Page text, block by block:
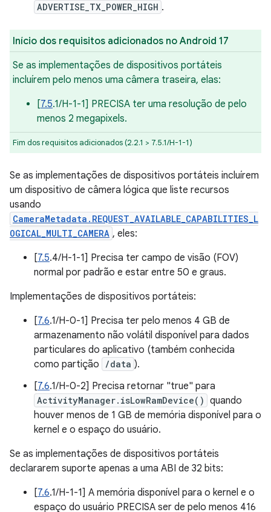
ADVERTISE_TX_POWER_HIGH .
Início dos requisitos adicionados no Android 17
Se as implementações de dispositivos portáteis
incluírem pelo menos uma câmera traseira, elas:
[7.5.1/H-1-1] PRECISA ter uma resolução de pelo
menos 2 megapixels.
Fim dos requisitos adicionados (2.2.1 > 7.5.1/H-1-1)
Se as implementações de dispositivos portáteis incluírem
um dispositivo de câmera lógica que liste recursos
usando
CameraMetadata.REQUEST_AVAILABLE_CAPABILITIES_L
OGICAL_MULTI_CAMERA , eles:
[7.5.4/H-1-1] Precisa ter campo de visão (FOV)
normal por padrão e estar entre 50 e graus.
Implementações de dispositivos portáteis:
[7.6.1/H-0-1] Precisa ter pelo menos 4 GB de
armazenamento não volátil disponível para dados
particulares do aplicativo (também conhecida
como partição
/data ).
[7.6.1/H-0-2] Precisa retornar "true" para
ActivityManager.isLowRamDevice() quando
houver menos de 1 GB de memória disponível para o
kernel e o espaço do usuário.
Se as implementações de dispositivos portáteis
declararem suporte apenas a uma ABI de 32 bits:
[7.6.1/H-1-1] A memória disponível para o kernel e o
espaço do usuário PRECISA ser de pelo menos 416